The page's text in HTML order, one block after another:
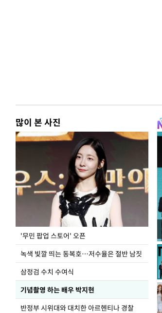
많이 본 사진
'무민 팝업 스토어' 오픈
녹색 빛깔 띄는 동복호…저수율은 절반 남짓
삼정검 수치 수여식
기념촬영 하는 배우 박지현
반정부 시위대와 대치한 아르헨티나 경찰